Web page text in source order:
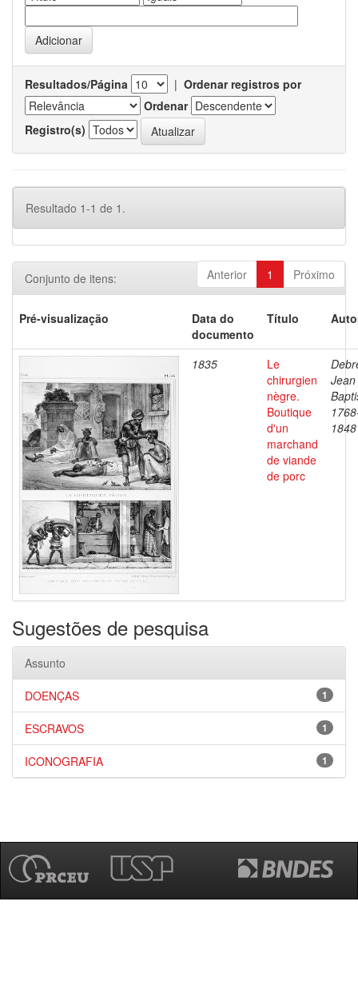
Resultados/Página | Ordenar registros por
Ordenar
Registro(s)
Resultado 1-1 de 1.
Anterior 1 Próximo
Conjunto de itens:
Pré-visualização
Data do
documento
Título
1835
Le
chirurgien
nègre.
Boutique
d'un
marchand
de viande
de porc
Jean
1848
Sugestões de pesquisa
Assunto
1
DOENÇAS
1
ESCRAVOS
1
ICONOGRAFIA